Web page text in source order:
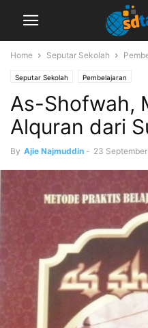
Home Seputar Sekolah
Seputar Sekolah Pembelajaran
As-Shofwah,
Alquran dari
By Ajie Najmuddin - 23